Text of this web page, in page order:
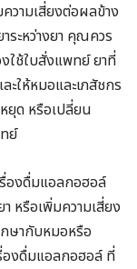
วามเสี่ยงต่อผลข้าง
ระหว่างยา คุณควร
ใช้ใบสั่งแพทย์ ยาที่
ให้หมอและเภสัชกร
ด หรือเปลี่ยน
ย์
รื่องดื่มแอลกอฮอล์
หรือเพิ่มความเสี่ยง
ษากับหมอหรือ
องดื่มแอลกอฮอล์ ที่